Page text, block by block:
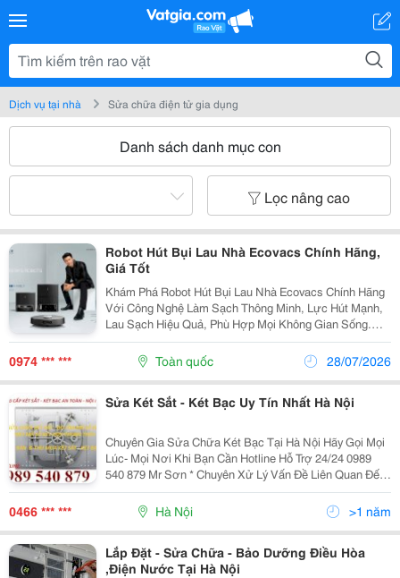
Dịch vụ tại nhà Sửa chữa điện tử gia dụng
Danh sách danh mục con
Lọc nâng cao
Robot Hút Bụi Lau Nhà Ecovacs Chính Hãng,
Giá Tốt
Khám Phá Robot Hút Bụi Lau Nhà Ecovacs Chính Hãng
Với Công Nghệ Làm Sạch Thông Minh, Lực Hút Mạnh,
Lau Sạch Hiệu Quả, Phù Hợp Mọi Không Gian Sống.
Robot Hút Bụi Lau Nhà Ecovacs &Ndash; Giải Pháp
Làm Sạch Thông Minh Cho Ngôi Nhà Hiện Đại Robot
0974 *** *** Toàn quốc 28/07/2026
Sửa Két Sắt - Két Bạc Uy Tín Nhất Hà Nội
Chuyên Gia Sửa Chữa Két Bạc Tại Hà Nội Hãy Gọi Mọi
Lúc- Mọi Nơi Khi Bạn Cần Hotline Hỗ Trợ 24/24 0989
540 879 Mr Sơn * Chuyên Xử Lý Vấn Đề Liên Quan Đến
Két Sắt . * Mở Và Làm Lại Chìa, Dò Tìm Mã Số. *
Hướng Dẫn Sử Dụng ,Đặt Két Theo Phong Thủy.
0466 *** *** Hà Nội >1 năm
Lắp Đặt - Sửa Chữa - Bảo Dưỡng Điều Hòa
,Điện Nước Tại Hà Nội